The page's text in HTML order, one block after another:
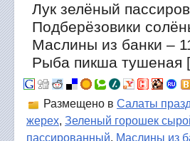
Лук зелёный
Подберёзовики
Маслины из банки –
Рыба пикша тушеная
Размещено в Салаты
жерех, Зеленый горошек
пассированный, Маслины из